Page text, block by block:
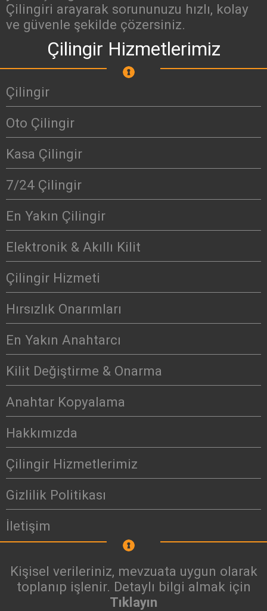
Çilingiri arayarak sorununuzu hızlı, kolay
ve güvenle şekilde çözersiniz.
Çilingir Hizmetlerimiz
Çilingir
Oto Çilingir
Kasa Çilingir
7/24 Çilingir
En Yakın Çilingir
Elektronik & Akıllı Kilit
Çilingir Hizmeti
Hırsızlık Onarımları
En Yakın Anahtarcı
Kilit Değiştirme & Onarma
Anahtar Kopyalama
Hakkımızda
Çilingir Hizmetlerimiz
Gizlilik Politikası
İletişim
Kişisel verileriniz, mevzuata uygun olarak
toplanıp işlenir. Detaylı bilgi almak için
Tıklayın